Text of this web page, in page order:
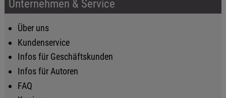
Unternehmen & Service
Über uns
Kundenservice
Infos für Geschäftskunden
Infos für Autoren
FAQ